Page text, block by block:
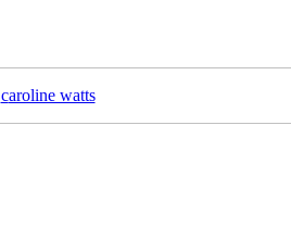
caroline watts